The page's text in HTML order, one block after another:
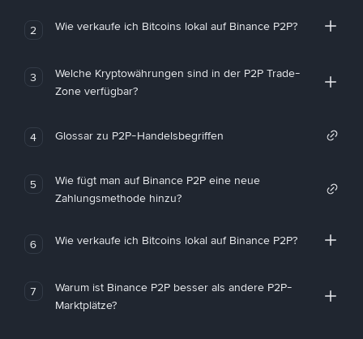
2 Wie verkaufe ich Bitcoins lokal auf Binance P2P?
3
Welche Kryptowährungen sind in der P2P Trade-
Zone verfügbar?
4 Glossar zu P2P-Handelsbegriffen
5
Wie fügt man auf Binance P2P eine neue
Zahlungsmethode hinzu?
6 Wie verkaufe ich Bitcoins lokal auf Binance P2P?
7
Warum ist Binance P2P besser als andere P2P-
Marktplätze?